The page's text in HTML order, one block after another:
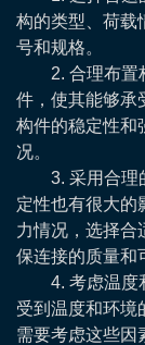
构的类型、荷载
号和规格。
2. 合理布置
件，使其能够承
构件的稳定性和
况。
3. 采用合理
定性也有很大的
力情况，选择合
保连接的质量和
4. 考虑温度
受到温度和环境
需要考虑这些因